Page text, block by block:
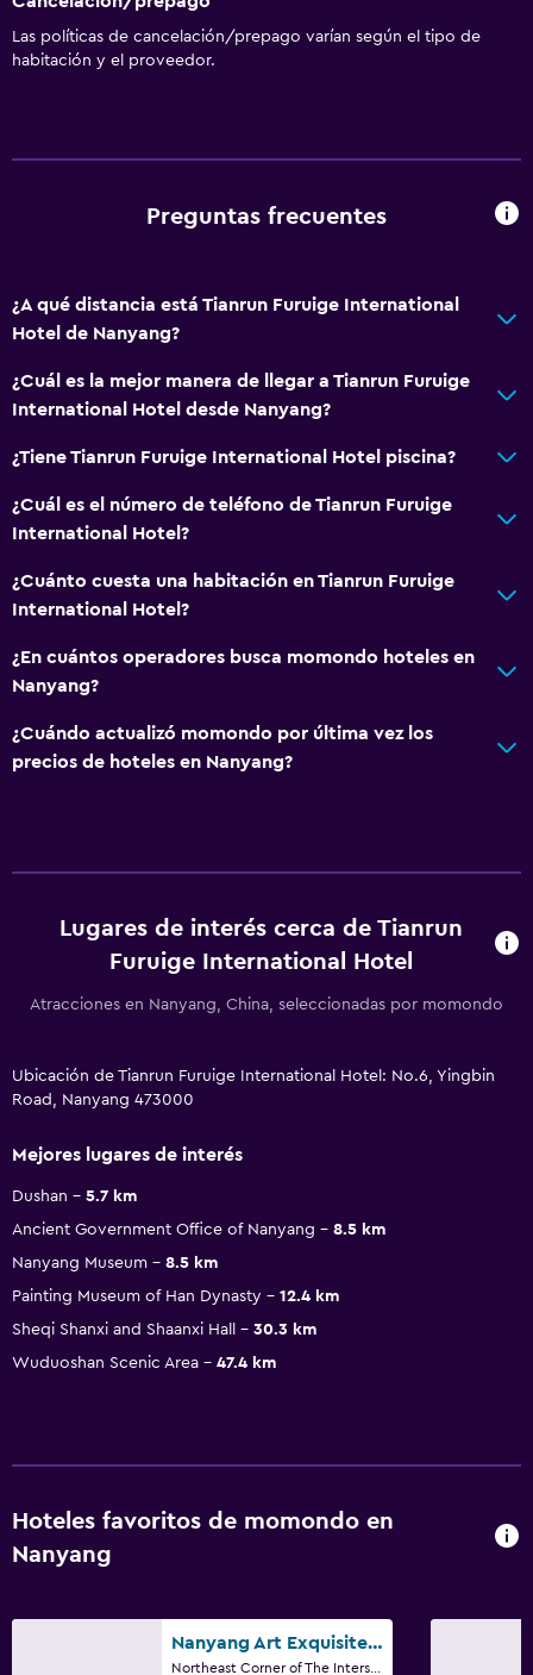
Las políticas de cancelación/prepago varían según el tipo de
habitación y el proveedor.
Preguntas frecuentes
¿A qué distancia está Tianrun Furuige International
Hotel de Nanyang?
¿Cuál es la mejor manera de llegar a Tianrun Furuige
International Hotel desde Nanyang?
¿Tiene Tianrun Furuige International Hotel piscina?
¿Cuál es el número de teléfono de Tianrun Furuige
International Hotel?
¿Cuánto cuesta una habitación en Tianrun Furuige
International Hotel?
¿En cuántos operadores busca momondo hoteles en
Nanyang?
¿Cuándo actualizó momondo por última vez los
precios de hoteles en Nanyang?
Lugares de interés cerca de Tianrun
Furuige International Hotel
Atracciones en Nanyang, China, seleccionadas por momondo
Ubicación de Tianrun Furuige International Hotel: No.6, Yingbin
Road, Nanyang 473000
Mejores lugares de interés
Dushan
5.7 km
Ancient Government Office of Nanyang
8.5 km
Nanyang Museum
8.5 km
Painting Museum of Han Dynasty
12.4 km
Sheqi Shanxi and Shaanxi Hall
30.3 km
Wuduoshan Scenic Area
47.4 km
Hoteles favoritos de momondo en
Nanyang
Nanyang Art Exquisite Hotel (Nanyang Fuyu Wuhouyu Branch)